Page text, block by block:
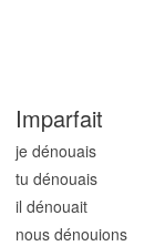
Imparfait
je dénouais
tu dénouais
il dénouait
nous dénouions